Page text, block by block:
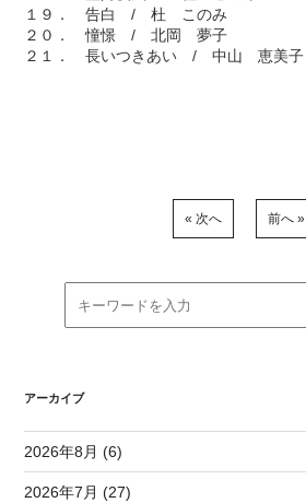
１９． 告白 / 杜 このみ
２０． 憧憬 / 北岡 夢子
２１． 長いつきあい / 中山 恵美子
« 次へ 前へ »
アーカイブ
2026年8月 (6)
2026年7月 (27)